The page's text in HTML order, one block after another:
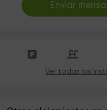
Enviar
Ver todas las